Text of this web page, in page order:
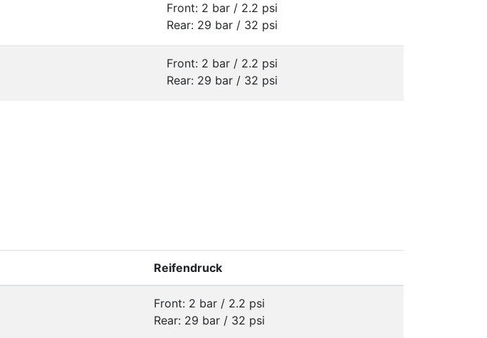
Front: 2 bar / 2.2 psi
Rear: 29 bar / 32 psi
Front: 2 bar / 2.2 psi
Rear: 29 bar / 32 psi
Reifendruck
Front: 2 bar / 2.2 psi
Rear: 29 bar / 32 psi